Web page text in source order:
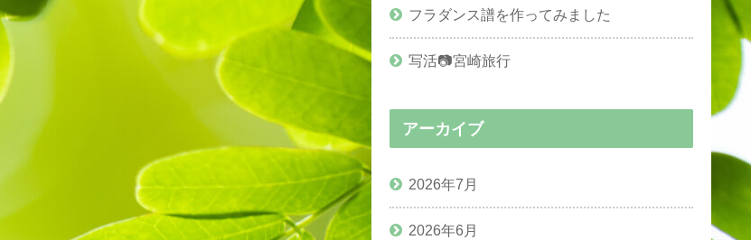
フラダンス譜を作ってみました
写活📷宮崎旅行
アーカイブ
2026年7月
2026年6月